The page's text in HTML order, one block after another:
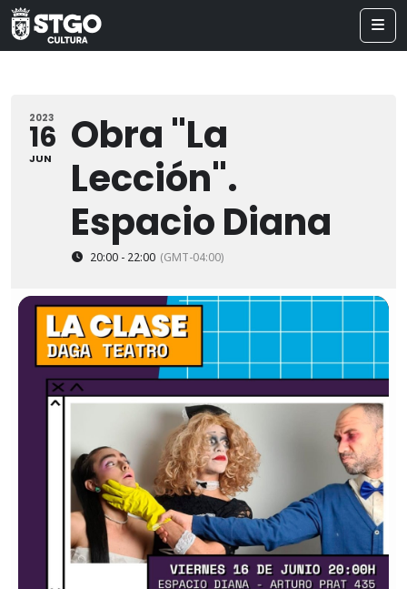
2023
16
JUN
Obra "La
Lección".
Espacio Diana
20:00 - 22:00 (GMT-04:00)